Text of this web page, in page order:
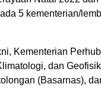
5 kementerian/
Kementerian
dan
(Basarnas),